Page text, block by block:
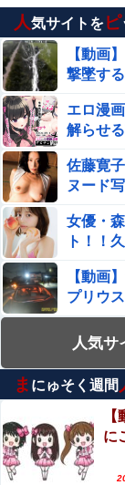
【閲覧注意】
する瞬間が「
田﨑さくらアナ
【画像】 このハ
実
ホリエモン「面
のために入って
【悲報】 おわり
【衝撃】広末涼
←コレ、誰にも
エロ漫画『冥婚
国税局職員（25
出入りしお小遣
【画像】山ガー
に怒られるｗｗｗ
人気サイトを ピ
【動画
撃墜す
エロ漫
解らせ
佐藤寛
ヌード
女優・
ト！！
【動画
プリウ
エロ漫
や
【動画
溺れて
生配信
のアー
人気
ま にゅそく週間
に